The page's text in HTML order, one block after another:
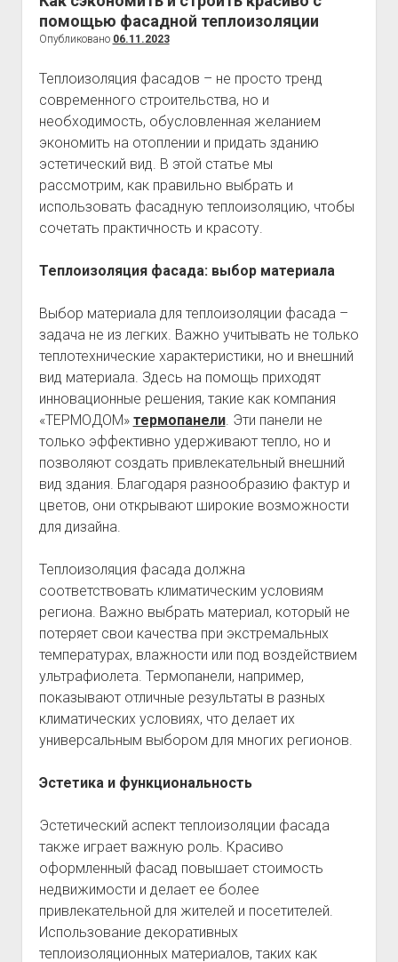
помощью фасадной теплоизоляции
Опубликовано 06.11.2023
Теплоизоляция фасадов – не просто тренд
современного строительства, но и
необходимость, обусловленная желанием
экономить на отоплении и придать зданию
эстетический вид. В этой статье мы
рассмотрим, как правильно выбрать и
использовать фасадную теплоизоляцию, чтобы
сочетать практичность и красоту.
Теплоизоляция фасада: выбор материала
Выбор материала для теплоизоляции фасада –
задача не из легких. Важно учитывать не только
теплотехнические характеристики, но и внешний
вид материала. Здесь на помощь приходят
инновационные решения, такие как компания
«ТЕРМОДОМ» термопанели. Эти панели не
только эффективно удерживают тепло, но и
позволяют создать привлекательный внешний
вид здания. Благодаря разнообразию фактур и
цветов, они открывают широкие возможности
для дизайна.
Теплоизоляция фасада должна
соответствовать климатическим условиям
региона. Важно выбрать материал, который не
потеряет свои качества при экстремальных
температурах, влажности или под воздействием
ультрафиолета. Термопанели, например,
показывают отличные результаты в разных
климатических условиях, что делает их
универсальным выбором для многих регионов.
Эстетика и функциональность
Эстетический аспект теплоизоляции фасада
также играет важную роль. Красиво
оформленный фасад повышает стоимость
недвижимости и делает ее более
привлекательной для жителей и посетителей.
Использование декоративных
теплоизоляционных материалов, таких как